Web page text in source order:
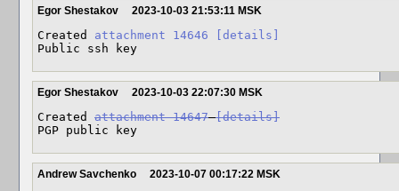
Egor Shestakov 2023-10-03 21:53:11 MSK
Created attachment 14646
[details]
Public ssh key
Egor Shestakov 2023-10-03 22:07:30 MSK
Created attachment 14647 [details]
PGP public key
Andrew Savchenko 2023-10-07 00:17:22 MSK